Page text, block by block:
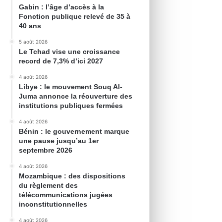
Gabin : l’âge d’accès à la
Fonction publique relevé de 35 à
40 ans
5 août 2026
Le Tchad vise une croissance
record de 7,3% d’ici 2027
4 août 2026
Libye : le mouvement Souq Al-
Juma annonce la réouverture des
institutions publiques fermées
4 août 2026
Bénin : le gouvernement marque
une pause jusqu’au 1er
septembre 2026
4 août 2026
Mozambique : des dispositions
du règlement des
télécommunications jugées
inconstitutionnelles
4 août 2026